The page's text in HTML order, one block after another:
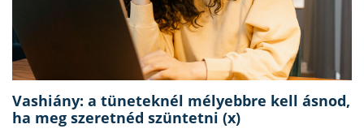
Vashiány: a tüneteknél mélyebbre kell ásnod,
ha meg szeretnéd szüntetni (x)